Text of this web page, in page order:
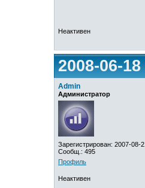
Неактивен
2008-06-
Admin
Администратор
Зарегистрирован: 2007-08-
Сообщ.: 495
Профиль
Неактивен